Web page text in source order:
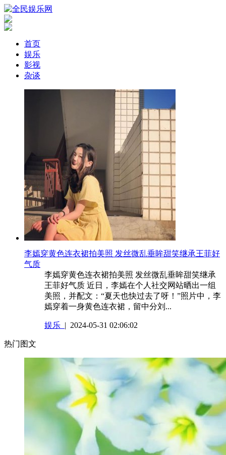
首页
娱乐
影视
杂谈
​李嫣穿黄色连衣裙拍美照 发丝微乱垂眸甜笑继承王菲好
气质
李嫣穿黄色连衣裙拍美照 发丝微乱垂眸甜笑继承
王菲好气质 近日，李嫣在个人社交网站晒出一组
美照，并配文：“夏天也快过去了呀！”照片中，李
嫣穿着一身黄色连衣裙，留中分刘...
娱乐 | 2024-05-31 02:06:02
热门图文